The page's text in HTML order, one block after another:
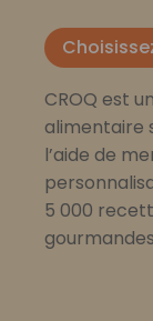
CROQ est
alimentaire
l’aide de
5 000
gourmandes